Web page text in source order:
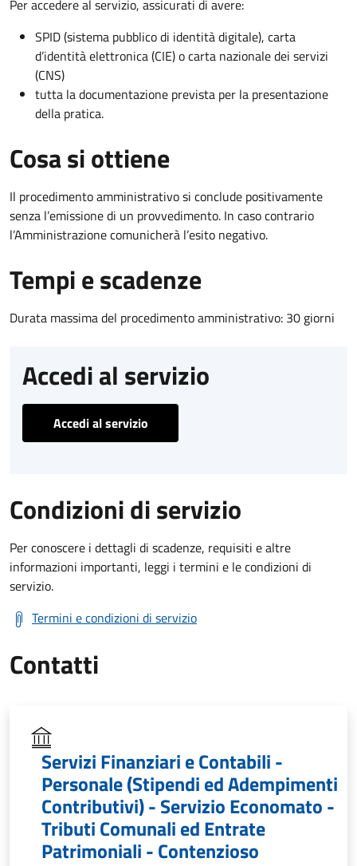
Per accedere al servizio, assicurati di avere:
SPID (sistema pubblico di identità digitale), carta
d’identità elettronica (CIE) o carta nazionale dei servizi
(CNS)
tutta la documentazione prevista per la presentazione
della pratica.
Cosa si ottiene
Il procedimento amministrativo si conclude positivamente
senza l’emissione di un provvedimento. In caso contrario
l’Amministrazione comunicherà l’esito negativo.
Tempi e scadenze
Durata massima del procedimento amministrativo: 30 giorni
Accedi al servizio
Accedi al servizio
Condizioni di servizio
Per conoscere i dettagli di scadenze, requisiti e altre
informazioni importanti, leggi i termini e le condizioni di
servizio.
Termini e condizioni di servizio
Contatti
Servizi Finanziari e Contabili -
Personale (Stipendi ed Adempimenti
Contributivi) - Servizio Economato -
Tributi Comunali ed Entrate
Patrimoniali - Contenzioso